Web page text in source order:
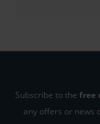
Subscribe to the free
any offers or news